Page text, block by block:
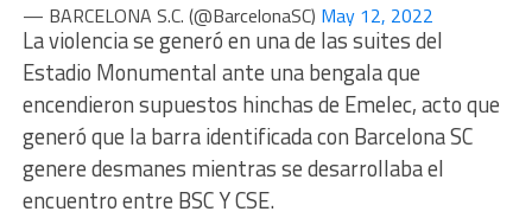
— BARCELONA S.C. (@BarcelonaSC) May 12, 2022
La violencia se generó en una de las suites del
Estadio Monumental ante una bengala que
encendieron supuestos hinchas de Emelec, acto que
generó que la barra identificada con Barcelona SC
genere desmanes mientras se desarrollaba el
encuentro entre BSC Y CSE.